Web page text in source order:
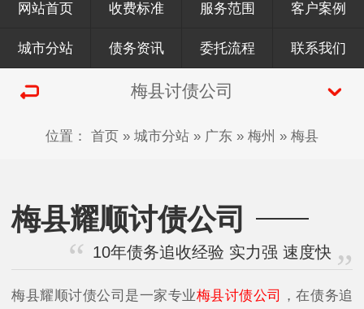
网站首页 收费标准 服务范围 客户案例
城市分站 债务资讯 委托流程 联系我们
梅县讨债公司
位置： 首页 » 城市分站 » 广东 » 梅州 » 梅县
梅县耀顺讨债公司
10年债务追收经验 实力强 速度快
梅县耀顺讨债公司是一家专业梅县讨债公司
，在债务追